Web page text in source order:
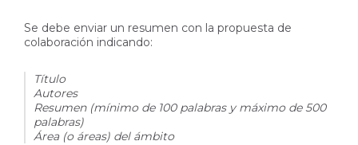
Se debe enviar un resumen con la propuesta de
colaboración indicando:
Título
Autores
Resumen (mínimo de 100 palabras y máximo de 500
palabras)
Área (o áreas) del ámbito